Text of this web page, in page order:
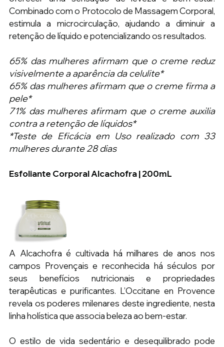
Combinado com o Protocolo de Massagem Corporal,
estimula a microcirculação, ajudando a diminuir a
retenção de líquido e potencializando os resultados.
65% das mulheres afirmam que o creme reduz
visivelmente a aparência da celulite*
65% das mulheres afirmam que o creme firma a
pele*
71% das mulheres afirmam que o creme auxilia
contra a retenção de líquidos*
*Teste de Eficácia em Uso realizado com 33
mulheres durante 28 dias
Esfoliante Corporal Alcachofra | 200mL
A Alcachofra é cultivada há milhares de anos nos
campos Provençais e reconhecida há séculos por
seus benefícios nutricionais e propriedades
terapêuticas e purificantes. L’Occitane en Provence
revela os poderes milenares deste ingrediente, nesta
linha holística que associa beleza ao bem-estar.
O estilo de vida sedentário e desequilibrado pode